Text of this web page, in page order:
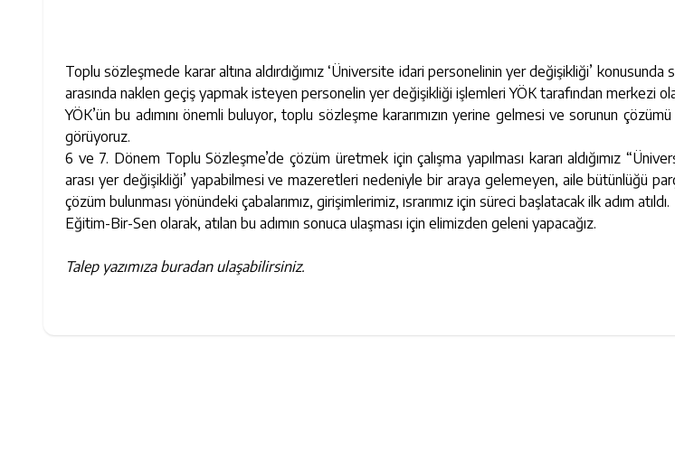
Toplu sözleşmede karar altına aldırdığımız ‘Üniversite idari personelinin yer değişikliği’ konusunda
arasında naklen geçiş yapmak isteyen personelin yer değişikliği işlemleri YÖK tarafından merkezi
YÖK’ün bu adımını önemli buluyor, toplu sözleşme kararımızın yerine gelmesi ve sorunun
görüyoruz.
6 ve 7. Dönem Toplu Sözleşme’de çözüm üretmek için çalışma yapılması kararı aldığımız
arası yer değişikliği’ yapabilmesi ve mazeretleri nedeniyle bir araya gelemeyen, aile bütünlüğü
çözüm bulunması yönündeki çabalarımız, girişimlerimiz, ısrarımız için süreci başlatacak ilk adım atıldı.
Eğitim-Bir-Sen olarak, atılan bu adımın sonuca ulaşması için elimizden geleni yapacağız.
Talep yazımıza buradan ulaşabilirsiniz.